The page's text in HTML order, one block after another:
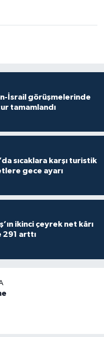
İsrail görüşmelerinde
tamamlandı
sıcaklara karşı turistik
gece ayarı
ikinci çeyrek net kârı
291 arttı